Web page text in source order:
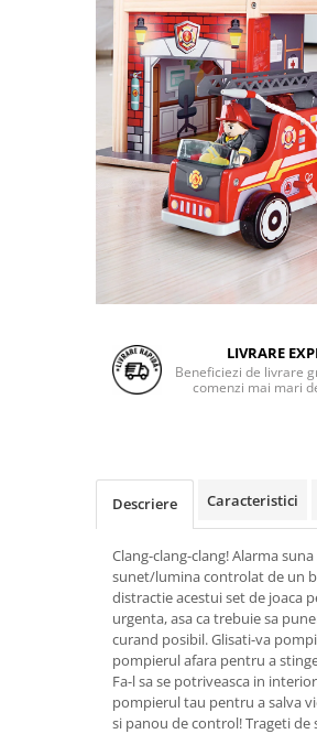
LIVRARE
Beneficiezi de livrare
comenzi mai mari
Descriere Caracteristici
Clang-clang-clang! Alarma
sunet/lumina controlat de un
distractie acestui set de joaca
urgenta, asa ca trebuie sa
curand posibil. Glisati-va
pompierul afara pentru a
Fa-l sa se potriveasca in
pompierul tau pentru a salva
si panou de control! Trageti de